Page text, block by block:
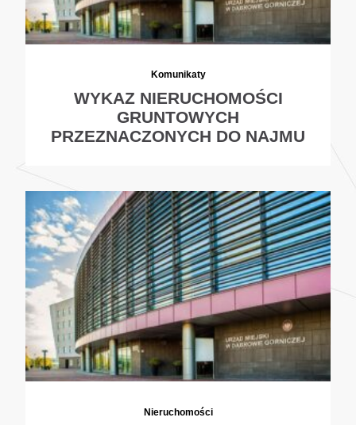
Komunikaty
WYKAZ NIERUCHOMOŚCI
GRUNTOWYCH
PRZEZNACZONYCH DO NAJMU
Nieruchomości